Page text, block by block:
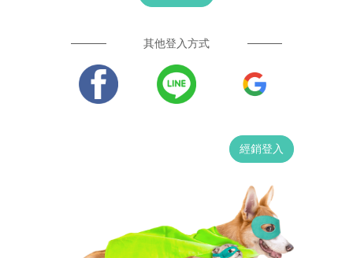
其他登入方式
經銷登入